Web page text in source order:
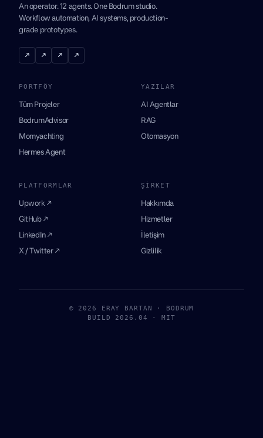
An operator. 12 agents. One Bodrum studio.
Workflow automation, AI systems, production-
grade prototypes.
↗ ↗ ↗ ↗
PORTFÖY
Tüm Projeler
BodrumAdvisor
Momyachting
Hermes Agent
YAZILAR
AI Agentlar
RAG
Otomasyon
PLATFORMLAR
Upwork ↗
GitHub ↗
LinkedIn ↗
X / Twitter ↗
ŞIRKET
Hakkımda
Hizmetler
İletişim
Gizlilik
© 2026 ERAY BARTAN · BODRUM
BUILD 2026.04 · MIT